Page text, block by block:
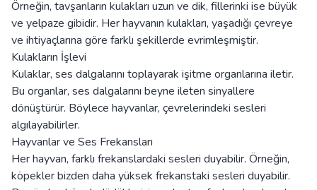
Örneğin, tavşanların kulakları uzun ve dik, fillerinki ise büyük
ve yelpaze gibidir. Her hayvanın kulakları, yaşadığı çevreye
ve ihtiyaçlarına göre farklı şekillerde evrimleşmiştir.
Kulakların İşlevi
Kulaklar, ses dalgalarını toplayarak işitme organlarına iletir.
Bu organlar, ses dalgalarını beyne ileten sinyallere
dönüştürür. Böylece hayvanlar, çevrelerindeki sesleri
algılayabilirler.
Hayvanlar ve Ses Frekansları
Her hayvan, farklı frekanslardaki sesleri duyabilir. Örneğin,
köpekler bizden daha yüksek frekanstaki sesleri duyabilir.